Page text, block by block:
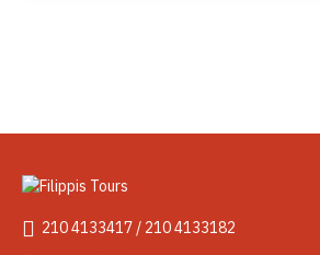
210 4133417 / 210 4133182